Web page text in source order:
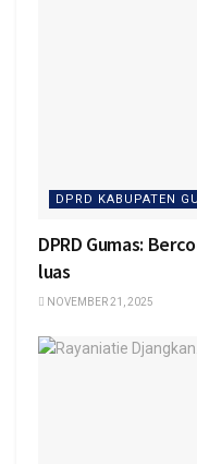
DPRD KABUPATEN
DPRD Gumas:
luas
NOVEMBER 21, 2025